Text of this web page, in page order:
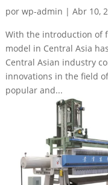
por wp-admin | Abr 10,
With the introduction of
model in Central Asia
Central Asian industry
innovations in the field
popular and...